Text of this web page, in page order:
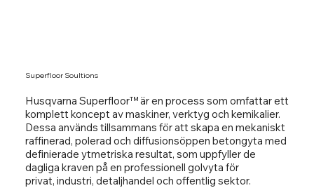
Husqvarna Superfloor™ är en process som omfattar ett
komplett koncept av maskiner, verktyg och kemikalier.
Dessa används tillsammans för att skapa en mekaniskt
raffinerad, polerad och diffusionsöppen betongyta med
definierade ytmetriska resultat, som uppfyller de
dagliga kraven på en professionell golvyta för
privat, industri, detaljhandel och offentlig sektor.
Superfloor Soultions